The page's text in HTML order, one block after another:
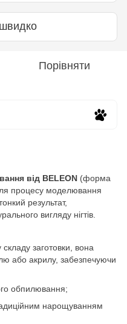
Порівняти
від BELEON (форма
процесу моделювання
результат,
вигляду нігтів.
заготовки, вона
або акрилу, забезпечуючи
обпилювання;
нарощуванням